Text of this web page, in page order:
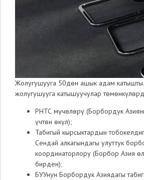
Жолугушууга 50дөн ашык адам
жолугушууга катышуучулар
РНТС мүчөлөрү (Борбордук
үчтөн өкүл);
Табигый кырсыктардын
Сендай алкагындагы улуттук
координаторлору (Борбор Азия
бирден);
БУУнун Борбордук Азиядагы